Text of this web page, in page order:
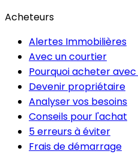
Acheteurs
Alertes Immobilières
Avec un courtier
Pourquoi acheter
Devenir propriétaire
Analyser vos besoins
Conseils pour l'achat
5 erreurs à éviter
Frais de démarrage